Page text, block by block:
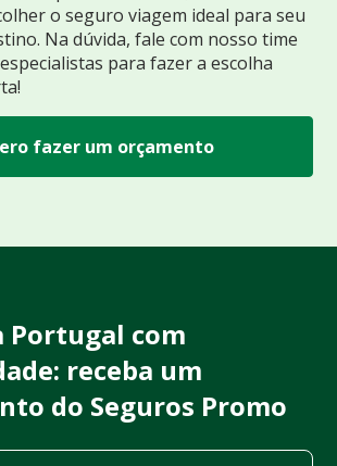
o seguro viagem ideal para seu
Na dúvida, fale com nosso time
para fazer a escolha
fazer um orçamento
Portugal com
receba um
do Seguros Promo